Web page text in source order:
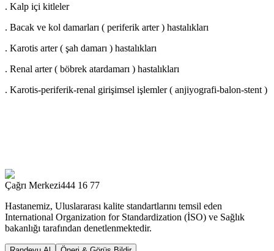
. Kalp içi kitleler
. Bacak ve kol damarları ( periferik arter ) hastalıkları
. Karotis arter ( şah damarı ) hastalıkları
. Renal arter ( böbrek atardamarı ) hastalıkları
. Karotis-periferik-renal girişimsel işlemler ( anjiyografi-balon-stent )
Çağrı Merkezi444 16 77
Hastanemiz, Uluslararası kalite standartlarını temsil eden
International Organization for Standardization (İSO) ve Sağlık
bakanlığı tarafından denetlenmektedir.